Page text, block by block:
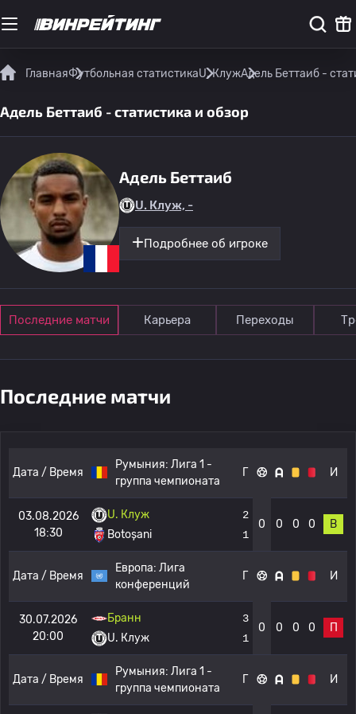
ГлавнаяФутбольная статистикаU. КлужАдель Беттаиб -
Адель Беттаиб - статистика и обзор
Адель Беттаиб
U. Клуж, -
Подробнее об игроке
Последние матчи Карьера Переходы
Последние матчи
Дата / Время
Румыния: Лига 1 -
группа чемпионата
Г И
03.08.2026
18:30
U. Клуж
Botoșani
2
1
0 0 0 0 В
Дата / Время
Европа: Лига
конференций
Г И
30.07.2026
20:00
Бранн
U. Клуж
3
1
0 0 0 0 П
Дата / Время
Румыния: Лига 1 -
группа чемпионата
Г И